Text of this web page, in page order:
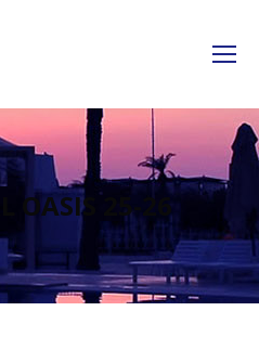
OASIS 25-26